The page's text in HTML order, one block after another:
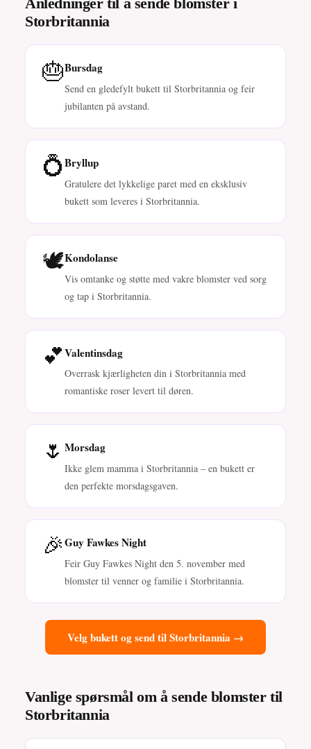
Storbritannia
🎂Bursdag
Send en gledefylt bukett til Storbritannia og feir
jubilanten på avstand.
💍Bryllup
Gratulere det lykkelige paret med en eksklusiv
bukett som leveres i Storbritannia.
🕊️Kondolanse
Vis omtanke og støtte med vakre blomster ved sorg
og tap i Storbritannia.
💕Valentinsdag
Overrask kjærligheten din i Storbritannia med
romantiske roser levert til døren.
🌷 Morsdag
Ikke glem mamma i Storbritannia – en bukett er
den perfekte morsdagsgaven.
🎉Guy Fawkes Night
Feir Guy Fawkes Night den 5. november med
blomster til venner og familie i Storbritannia.
Velg bukett og send til Storbritannia →
Vanlige spørsmål om å sende blomster til
Storbritannia